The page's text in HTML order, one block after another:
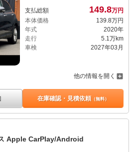
支払総額 149.8万円
本体価格
139.8万円
年式
2020年
走行
5.1万km
車検
2027年03月
他の情報を開く
在庫確認・見積依頼（無料）
Apple CarPlay/Android